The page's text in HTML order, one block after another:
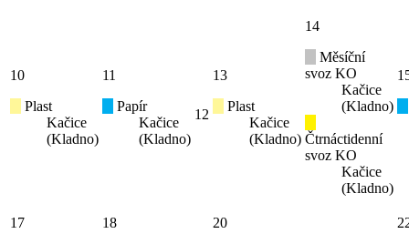
10
Plast
Kačice
(Kladno)
11
Papír
Kačice
(Kladno)
12
13
Plast
Kačice
(Kladno)
14
Měsíční
svoz KO
Kačice
(Kladno)
Čtrnáctidenní
svoz KO
Kačice
(Kladno)
17
18
20